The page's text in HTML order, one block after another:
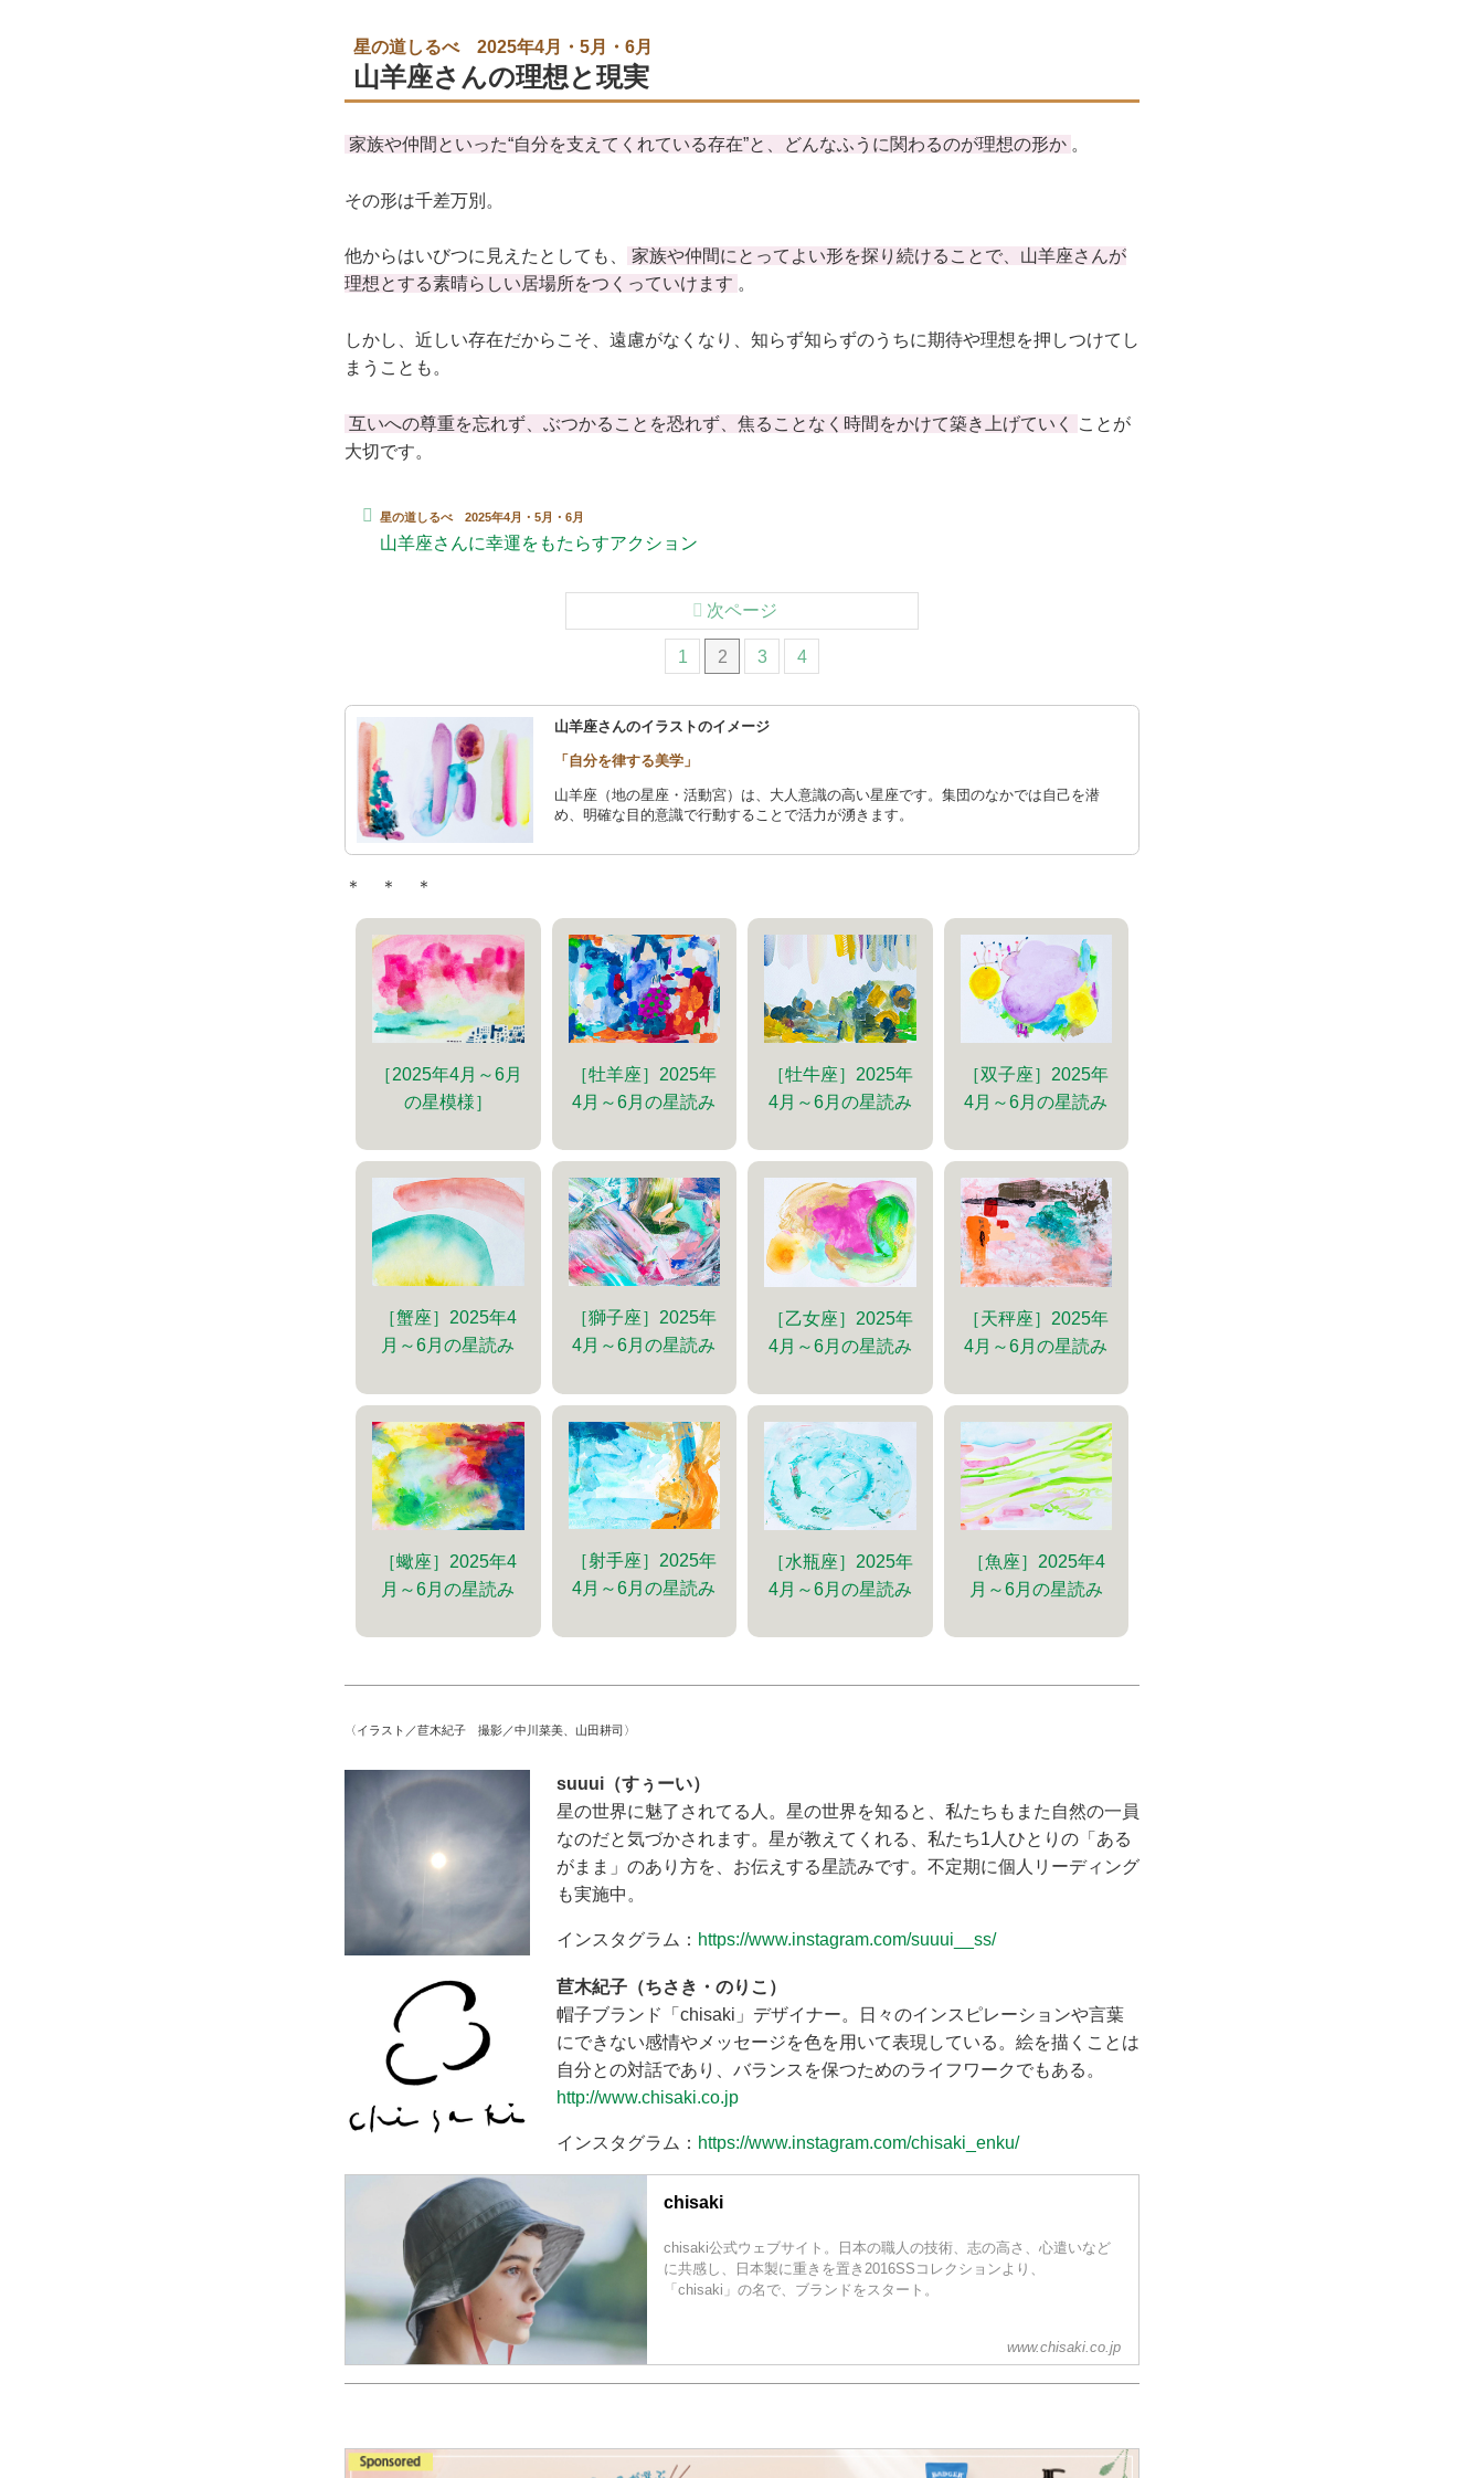
星の道しるべ 2025年4月・5月・6月
山羊座さんの理想と現実
家族や仲間といった“自分を支えてくれている存在”と、どんなふうに関わるのが理想の形か 。
その形は千差万別。
他からはいびつに見えたとしても、
家族や仲間にとってよい形を探り続けることで、山羊座さんが
理想とする素晴らしい居場所をつくっていけます 。
しかし、近しい存在だからこそ、遠慮がなくなり、知らず知らずのうちに期待や理想を押しつけてし
まうことも。
互いへの尊重を忘れず、ぶつかることを恐れず、焦ることなく時間をかけて築き上げていく
ことが
大切です。
星の道しるべ 2025年4月・5月・6月
山羊座さんに幸運をもたらすアクション
1 2 3 4
次ページ
山羊座さんのイラストのイメージ
「自分を律する美学」
山羊座（地の星座・活動宮）は、大人意識の高い星座です。集団のなかでは自己を潜
め、明確な目的意識で行動することで活力が湧きます。
＊ ＊ ＊
［2025年4月～6月
の星模様］
［牡羊座］2025年
4月～6月の星読み
［牡牛座］2025年
4月～6月の星読み
［双子座］2025年
4月～6月の星読み
［蟹座］2025年4
月～6月の星読み
［獅子座］2025年
4月～6月の星読み
［乙女座］2025年
4月～6月の星読み
［天秤座］2025年
4月～6月の星読み
［蠍座］2025年4
月～6月の星読み
［射手座］2025年
4月～6月の星読み
［水瓶座］2025年
4月～6月の星読み
［魚座］2025年4
月～6月の星読み
〈イラスト／苣木紀子 撮影／中川菜美、山田耕司〉
suuui（すぅーい）
星の世界に魅了されてる人。星の世界を知ると、私たちもまた自然の一員
なのだと気づかされます。星が教えてくれる、私たち1人ひとりの「ある
がまま」のあり方を、お伝えする星読みです。不定期に個人リーディング
も実施中。
インスタグラム： https://www.instagram.com/suuui__ss/
苣木紀子（ちさき・のりこ）
帽子ブランド「chisaki」デザイナー。日々のインスピレーションや言葉
にできない感情やメッセージを色を用いて表現している。絵を描くことは
自分との対話であり、バランスを保つためのライフワークでもある。
http://www.chisaki.co.jp
インスタグラム： https://www.instagram.com/chisaki_enku/
chisaki
chisaki公式ウェブサイト。日本の職人の技術、志の高さ、心遣いなど
に共感し、日本製に重きを置き2016SSコレクションより、
「chisaki」の名で、ブランドをスタート。
www.chisaki.co.jp